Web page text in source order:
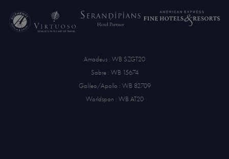
Amadeus : WB SZGT20
Sabre : WB 15674
Galileo/Apollo : WB 82709
Worldspan : WB AT20